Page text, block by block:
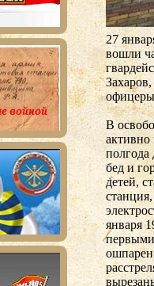
27
вошли
В
активно
полгода
бед и
детей,
января
первыми